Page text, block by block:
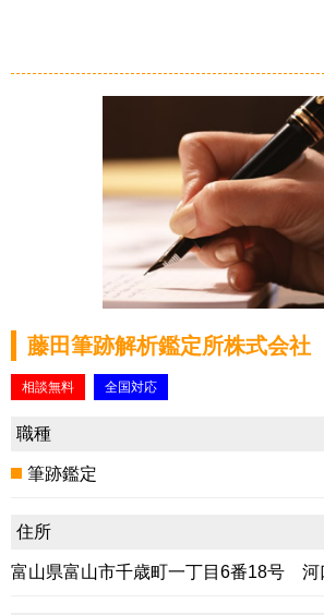
藤田筆跡解析鑑定所株式会社
相談無料 全国対応
職種
筆跡鑑定
住所
富山県富山市千歳町一丁目6番18号 河